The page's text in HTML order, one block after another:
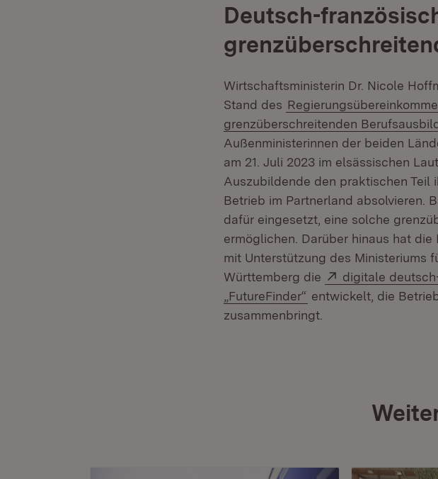
Deutsch-
Wirtschaftsministerin Dr. Nicole
Stand des
grenzüberschreitenden
Außenministerinnen der beiden
am 21. Juli 2023 im elsässischen
Auszubildende den praktischen Teil
Betrieb im Partnerland absolvieren.
dafür eingesetzt, eine solche
ermöglichen. Darüber hinaus hat
mit Unterstützung des Ministeriums
Württemberg die
Extern:
digitale
„FutureFinder“ (Öffnet in neuem
entwickelt, die
zusammenbringt.